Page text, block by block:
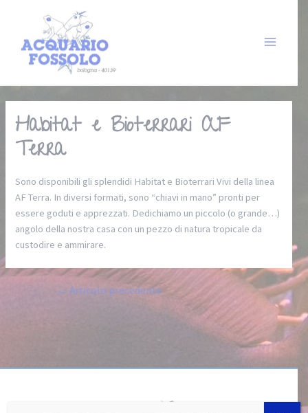
Habitat e Bioterrari AF
Terra
Sono disponibili gli splendidi Habitat e Bioterrari Vivi della linea
AF Terra. In diversi formati, sono “chiavi in mano” pronti per
essere goduti e apprezzati. Dedichiamo un piccolo (o grande…)
angolo della nostra casa con un pezzo di natura tropicale da
custodire e ammirare.
← Articolo precedente